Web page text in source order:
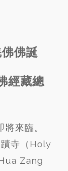
佛誕
經藏總
來臨。
寺（Holy
Zang